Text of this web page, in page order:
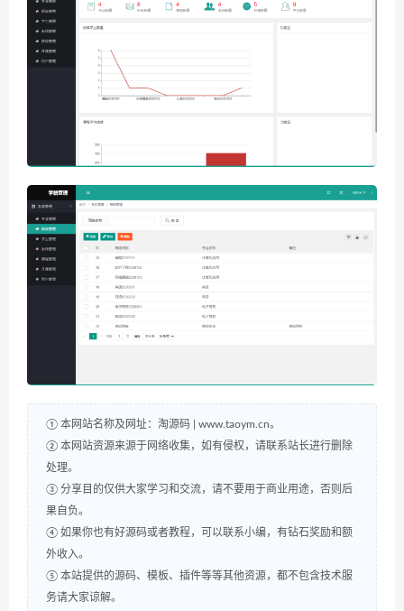
① 本网站名称及网址：淘源码 | www.taoym.cn。
② 本网站资源来源于网络收集，如有侵权，请联系站长进行删除
处理。
③ 分享目的仅供大家学习和交流，请不要用于商业用途，否则后
果自负。
④ 如果你也有好源码或者教程，可以联系小编，有钻石奖励和额
外收入。
⑤ 本站提供的源码、模板、插件等等其他资源，都不包含技术服
务请大家谅解。